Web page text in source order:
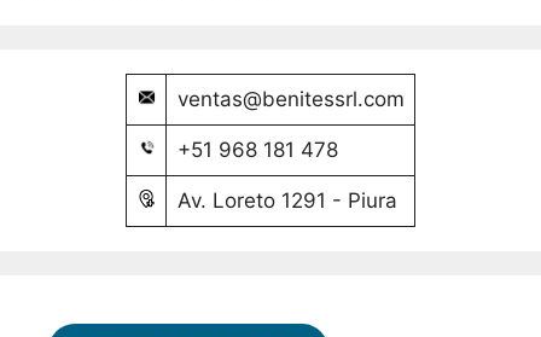
ventas@benitessrl.com
+51 968 181 478
Av. Loreto 1291 - Piura